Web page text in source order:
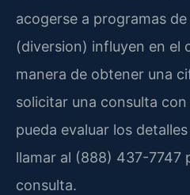
acogerse a programas
(diversion) influyen en el
manera de obtener una
solicitar una consulta
pueda evaluar los
llamar al (888) 437-7747
consulta.